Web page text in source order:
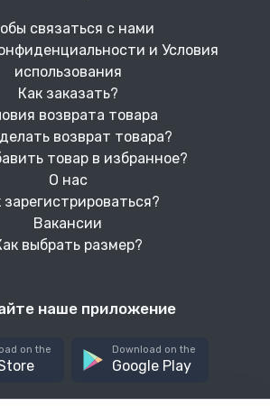
связаться с нами
и Условия
использования
Как заказать?
возврата товара
возврат товара?
товар в избранное?
О нас
зарегистрироваться?
Вакансии
выбрать размер?
наше приложение
on the Download on the
Google Play